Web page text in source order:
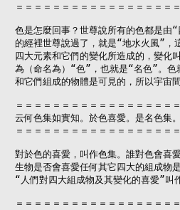
＝＝＝＝＝＝＝＝＝＝＝＝＝＝＝＝＝
色是怎麼回事？世尊說所有的色都是由
的經裡世尊說過了，就是“地水火風”，
四大元素和它們的變化所造成的，變化
為（命名為）“色”，也就是“名色”。
和它們組成的物體是可見的，所以宇宙
＝＝＝＝＝＝＝＝＝＝＝＝＝＝＝＝＝
云何色集如實知。於色喜愛。是名色集
＝＝＝＝＝＝＝＝＝＝＝＝＝＝＝＝＝
對於色的喜愛，叫作色集。誰對色會喜
生物是否會喜愛任何其它四大的組成物
“人們對四大組成物及其變化的喜愛”叫
＝＝＝＝＝＝＝＝＝＝＝＝＝＝＝＝＝